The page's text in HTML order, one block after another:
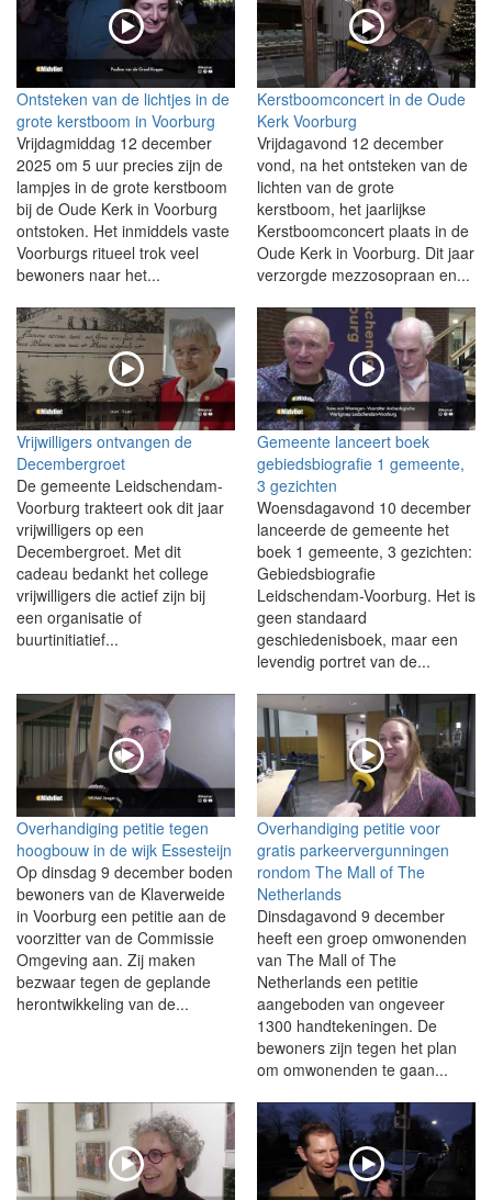
Ontsteken van de lichtjes in de
grote kerstboom in Voorburg
Vrijdagmiddag 12 december
2025 om 5 uur precies zijn de
lampjes in de grote kerstboom
bij de Oude Kerk in Voorburg
ontstoken. Het inmiddels vaste
Voorburgs ritueel trok veel
bewoners naar het...
Kerstboomconcert in de Oude
Kerk Voorburg
Vrijdagavond 12 december
vond, na het ontsteken van de
lichten van de grote
kerstboom, het jaarlijkse
Kerstboomconcert plaats in de
Oude Kerk in Voorburg. Dit jaar
verzorgde mezzosopraan en...
Vrijwilligers ontvangen de
Decembergroet
De gemeente Leidschendam-
Voorburg trakteert ook dit jaar
vrijwilligers op een
Decembergroet. Met dit
cadeau bedankt het college
vrijwilligers die actief zijn bij
een organisatie of
buurtinitiatief...
Gemeente lanceert boek
gebiedsbiografie 1 gemeente,
3 gezichten
Woensdagavond 10 december
lanceerde de gemeente het
boek 1 gemeente, 3 gezichten:
Gebiedsbiografie
Leidschendam-Voorburg. Het is
geen standaard
geschiedenisboek, maar een
levendig portret van de...
Overhandiging petitie tegen
hoogbouw in de wijk Essesteijn
Op dinsdag 9 december boden
bewoners van de Klaverweide
in Voorburg een petitie aan de
voorzitter van de Commissie
Omgeving aan. Zij maken
bezwaar tegen de geplande
herontwikkeling van de...
Overhandiging petitie voor
gratis parkeervergunningen
rondom The Mall of The
Netherlands
Dinsdagavond 9 december
heeft een groep omwonenden
van The Mall of The
Netherlands een petitie
aangeboden van ongeveer
1300 handtekeningen. De
bewoners zijn tegen het plan
om omwonenden te gaan...